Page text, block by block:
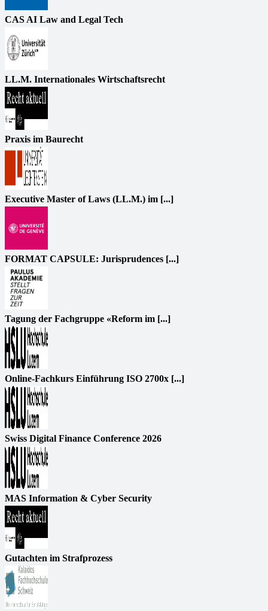
CAS AI Law and Legal Tech
LL.M. Internationales Wirtschaftsrecht
Praxis im Baurecht
Executive Master of Laws (LL.M.) im [...]
FORMAT CAPSULE: Jurisprudences [...]
Tagung der Fachgruppe «Reform im [...]
Online-Fachkurs Einführung ISO 2700x [...]
Swiss Digital Finance Conference 2026
MAS Information & Cyber Security
Gutachten im Strafprozess